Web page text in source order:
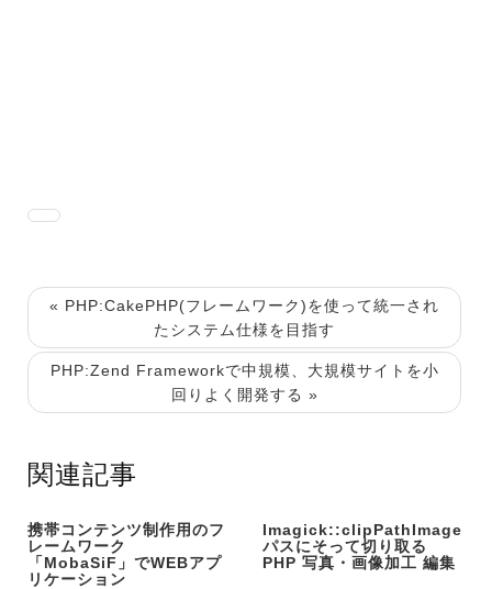
« PHP:CakePHP(フレームワーク)を使って統一され
たシステム仕様を目指す
PHP:Zend Frameworkで中規模、大規模サイトを小
回りよく開発する »
関連記事
携帯コンテンツ制作用のフ
レームワーク
「MobaSiF」でWEBアプ
リケーション
Imagick::clipPathImage
パスにそって切り取る
PHP 写真・画像加工 編集